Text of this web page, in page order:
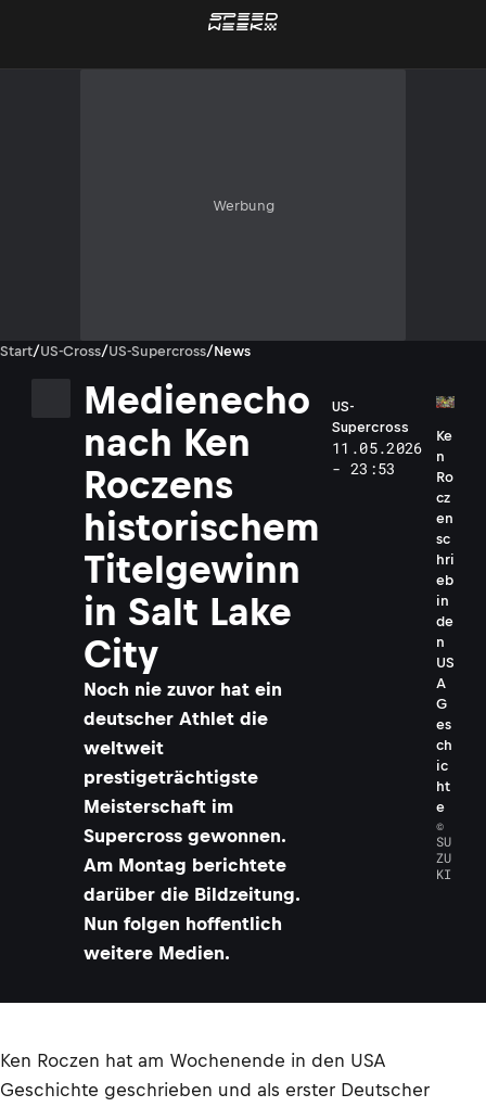
Werbung
Start/US-Cross/US-Supercross/News
Medienecho
nach Ken
Roczens
historischem
Titelgewinn
in Salt Lake
City
Noch nie zuvor hat ein
deutscher Athlet die
weltweit
prestigeträchtigste
Meisterschaft im
Supercross gewonnen.
Am Montag berichtete
darüber die Bildzeitung.
Nun folgen hoffentlich
weitere Medien.
US-
Supercross
11.05.2026
- 23:53
Ke
n
Ro
cz
en
sc
hri
eb
in
de
n
US
A
G
es
ch
ic
ht
e
©
SU
ZU
KI
Ken Roczen hat am Wochenende in den USA
Geschichte geschrieben und als erster Deutscher